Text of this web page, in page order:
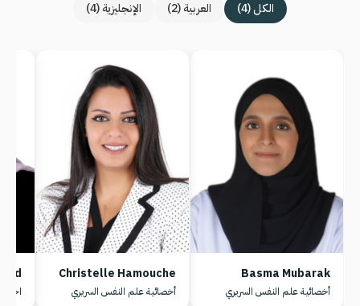
الكل (4) العربية (2) الإنجليزية (4)
Basma Mubarak
أخصائية علم النفس السريري
Christelle Hamouche
أخصائية علم النفس السريري